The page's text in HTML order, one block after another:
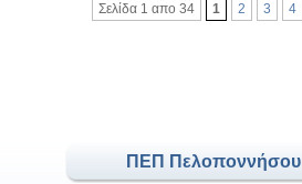
Σελίδα 1 απο 34 1 2 3 4
ΠΕΠ Πελοποννήσου